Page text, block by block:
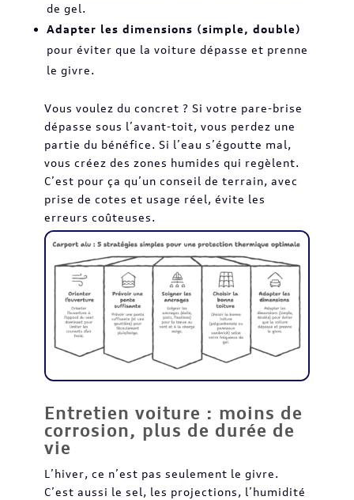
de gel.
Adapter les dimensions (simple, double)
pour éviter que la voiture dépasse et prenne
le givre.
Vous voulez du concret ? Si votre pare-brise
dépasse sous l’avant-toit, vous perdez une
partie du bénéfice. Si l’eau s’égoutte mal,
vous créez des zones humides qui regèlent.
C’est pour ça qu’un conseil de terrain, avec
prise de cotes et usage réel, évite les
erreurs coûteuses.
Entretien voiture : moins de
corrosion, plus de durée de
vie
L’hiver, ce n’est pas seulement le givre.
C’est aussi le sel, les projections, l’humidité